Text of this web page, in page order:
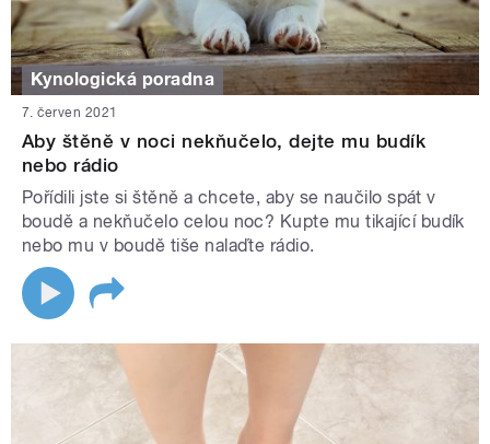
Kynologická poradna
7. červen 2021
Aby štěně v noci nekňučelo, dejte mu budík
nebo rádio
Pořídili jste si štěně a chcete, aby se naučilo spát v
boudě a nekňučelo celou noc? Kupte mu tikající budík
nebo mu v boudě tiše nalaďte rádio.